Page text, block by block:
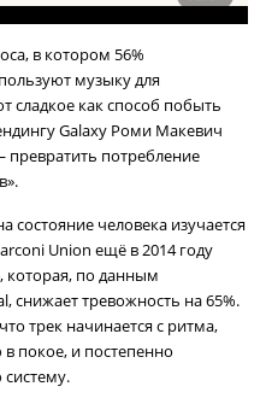
в котором 56%
музыку для
сладкое как способ побыть
Galaxy Роми Макевич
потребление
состояние человека изучается
Union ещё в 2014 году
которая, по данным
снижает тревожность на 65%.
трек начинается с ритма,
покое, и постепенно
систему.